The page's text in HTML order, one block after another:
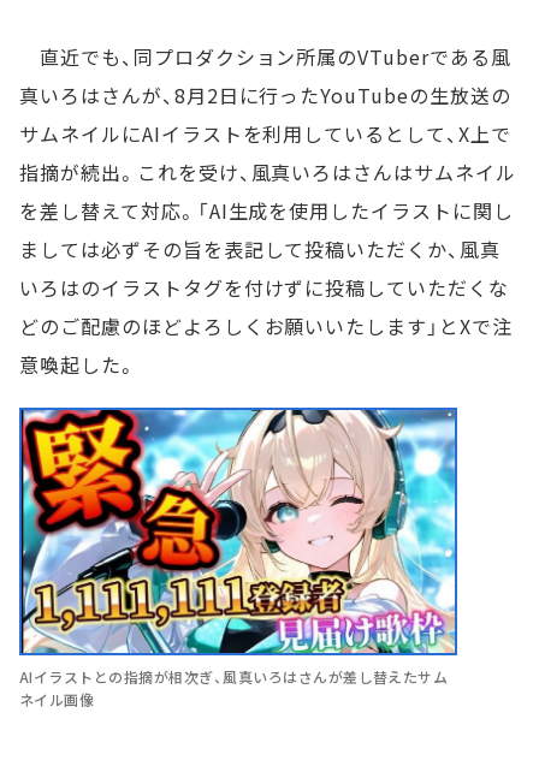
直近でも、同プロダクション所属のVTuberである風
真いろはさんが、8月2日に行ったYouTubeの生放送の
サムネイルにAIイラストを利用しているとして、X上で
指摘が続出。これを受け、風真いろはさんはサムネイル
を差し替えて対応。「AI生成を使用したイラストに関し
ましては必ずその旨を表記して投稿いただくか、風真
いろはのイラストタグを付けずに投稿していただくな
どのご配慮のほどよろしくお願いいたします」とXで注
意喚起した。
AIイラストとの指摘が相次ぎ、風真いろはさんが差し替えたサム
ネイル画像